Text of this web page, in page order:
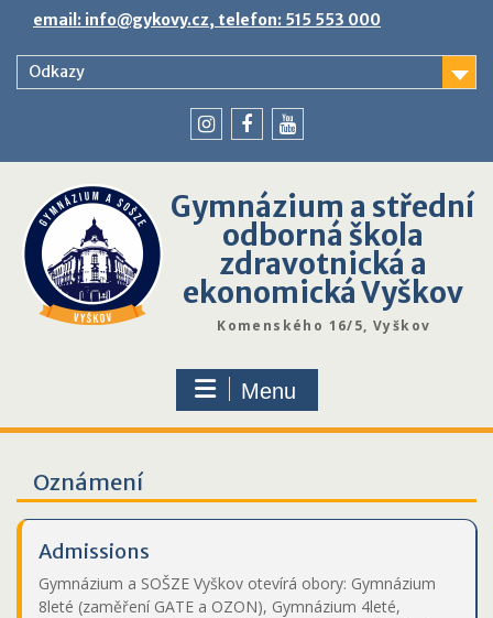
content
email: info@gykovy.cz, telefon: 515 553 000
Odkazy
Gymnázium a střední
odborná škola
zdravotnická a
ekonomická Vyškov
Komenského 16/5, Vyškov
Menu
Oznámení
Admissions
Gymnázium a SOŠZE Vyškov otevírá obory: Gymnázium
8leté (zaměření GATE a OZON), Gymnázium 4leté,